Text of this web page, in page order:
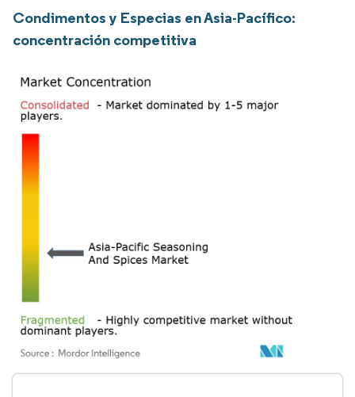
Condimentos y Especias en Asia-Pacífico:
concentración competitiva